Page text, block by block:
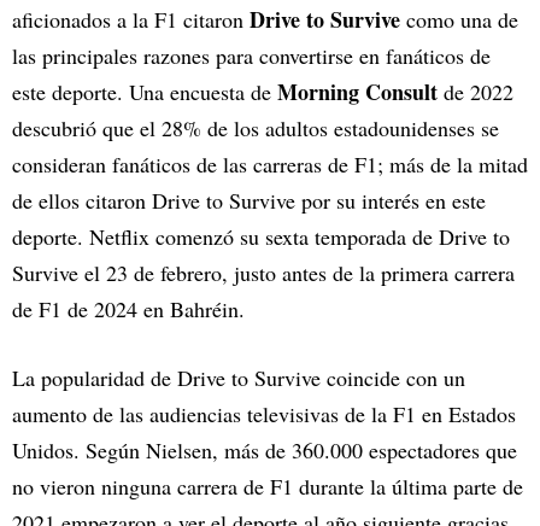
aficionados a la F1 citaron Drive to Survive como una de
las principales razones para convertirse en fanáticos de
este deporte. Una encuesta de Morning Consult de 2022
descubrió que el 28% de los adultos estadounidenses se
consideran fanáticos de las carreras de F1; más de la mitad
de ellos citaron Drive to Survive por su interés en este
deporte. Netflix comenzó su sexta temporada de Drive to
Survive el 23 de febrero, justo antes de la primera carrera
de F1 de 2024 en Bahréin.
La popularidad de Drive to Survive coincide con un
aumento de las audiencias televisivas de la F1 en Estados
Unidos. Según Nielsen, más de 360.000 espectadores que
no vieron ninguna carrera de F1 durante la última parte de